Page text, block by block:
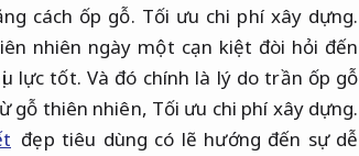
cách ốp gỗ. Tối ưu chi phí xây dựng.
nhiên ngày một cạn kiệt đòi hỏi đến
lực tốt. Và đó chính là lý do trần ốp gỗ
gỗ thiên nhiên, Tối ưu chi phí xây dựng.
đẹp tiêu dùng có lẽ hướng đến sự dễ